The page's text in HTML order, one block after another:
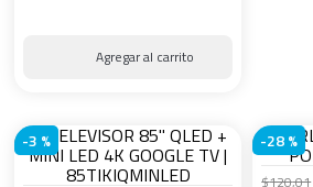
-3 % -28 %
$120,01